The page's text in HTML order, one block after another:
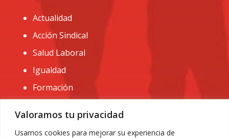
Valoramos tu privacidad
Usamos cookies para mejorar su experiencia de
Actualidad
Acción Sindical
Salud Laboral
Igualdad
Formación
CONTACTO:
administracion@usomurcia.org